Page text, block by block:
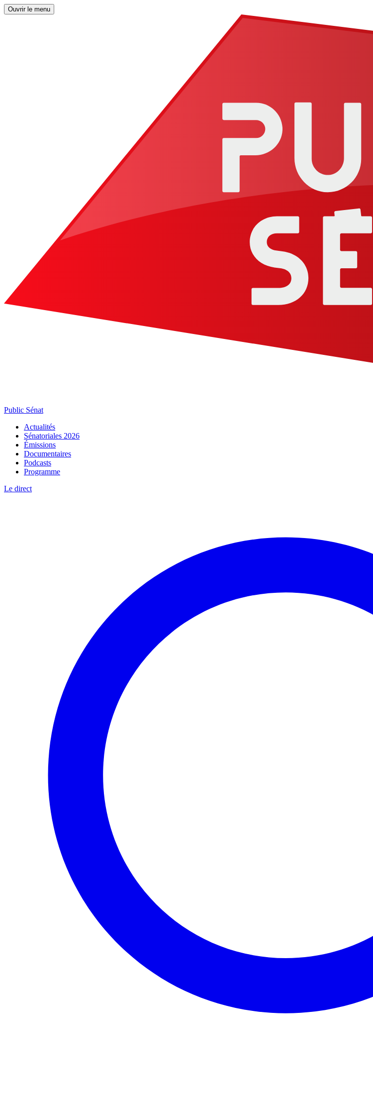
Ouvrir le menu
Public Sénat
Actualités
Sénatoriales 2026
Émissions
Documentaires
Podcasts
Programme
Le direct